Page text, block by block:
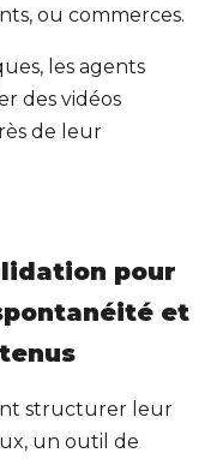
ou commerces.
les agents
des vidéos
de leur
pour
et
structurer leur
un outil de